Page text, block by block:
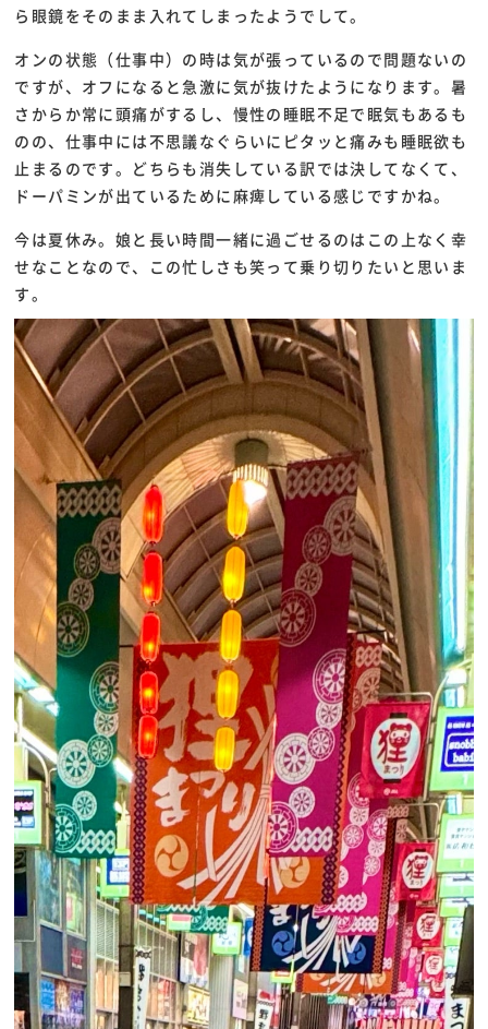
ら眼鏡をそのまま入れてしまったようでして。
オンの状態（仕事中）の時は気が張っているので問題ないの
ですが、オフになると急激に気が抜けたようになります。暑
さからか常に頭痛がするし、慢性の睡眠不足で眠気もあるも
のの、仕事中には不思議なぐらいにピタッと痛みも睡眠欲も
止まるのです。どちらも消失している訳では決してなくて、
ドーパミンが出ているために麻痺している感じですかね。
今は夏休み。娘と長い時間一緒に過ごせるのはこの上なく幸
せなことなので、この忙しさも笑って乗り切りたいと思いま
す。